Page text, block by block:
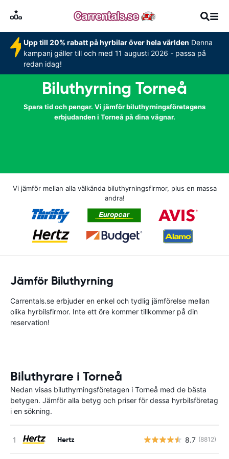
Upp till 20% rabatt på hyrbilar över hela världen Denna
kampanj gäller till och med 11 augusti 2026 - passa på
redan idag!
Biluthyrning Torneå
Spara tid och pengar. Vi jämför biluthyrningsföretagens
erbjudanden i Torneå på dina vägnar.
Vi jämför mellan alla välkända biluthyrningsfirmor, plus en massa
andra!
Jämför Biluthyrning
Carrentals.se erbjuder en enkel och tydlig jämförelse mellan
olika hyrbilsfirmor. Inte ett öre kommer tillkommer på din
reservation!
Biluthyrare i Torneå
Nedan visas biluthyrningsföretagen i Torneå med de bästa
betygen. Jämför alla betyg och priser för dessa hyrbilsföretag
i en sökning.
Hertz 8.7 (8812)